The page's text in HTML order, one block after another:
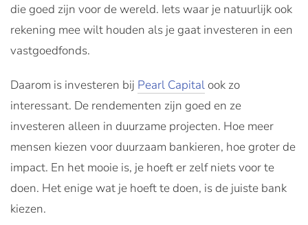
die goed zijn voor de wereld. Iets waar je natuurlijk ook
rekening mee wilt houden als je gaat investeren in een
vastgoedfonds.
Daarom is investeren bij Pearl Capital ook zo
interessant. De rendementen zijn goed en ze
investeren alleen in duurzame projecten. Hoe meer
mensen kiezen voor duurzaam bankieren, hoe groter de
impact. En het mooie is, je hoeft er zelf niets voor te
doen. Het enige wat je hoeft te doen, is de juiste bank
kiezen.